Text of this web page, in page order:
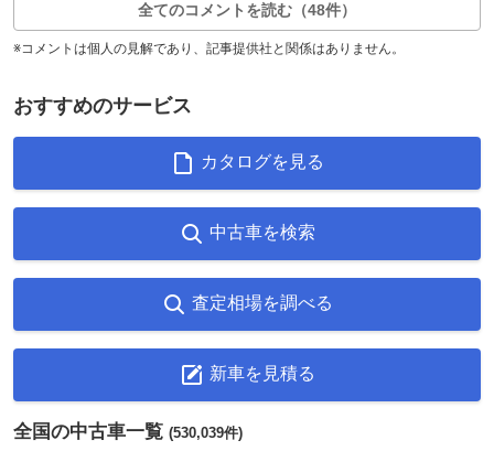
全てのコメントを読む（48件）
※コメントは個人の見解であり、記事提供社と関係はありません。
おすすめのサービス
カタログを見る
中古車を検索
査定相場を調べる
新車を見積る
全国の中古車一覧 (530,039件)